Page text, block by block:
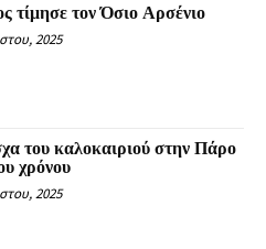
τίμησε τον Όσιο Αρσένιο
2025
του καλοκαιριού στην Πάρο
χρόνου
2025